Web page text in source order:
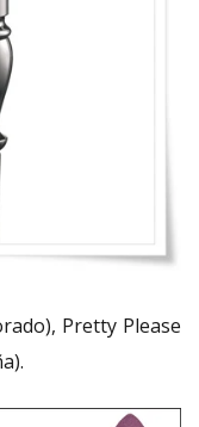
Pretty Please